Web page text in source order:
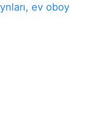
ev oboy